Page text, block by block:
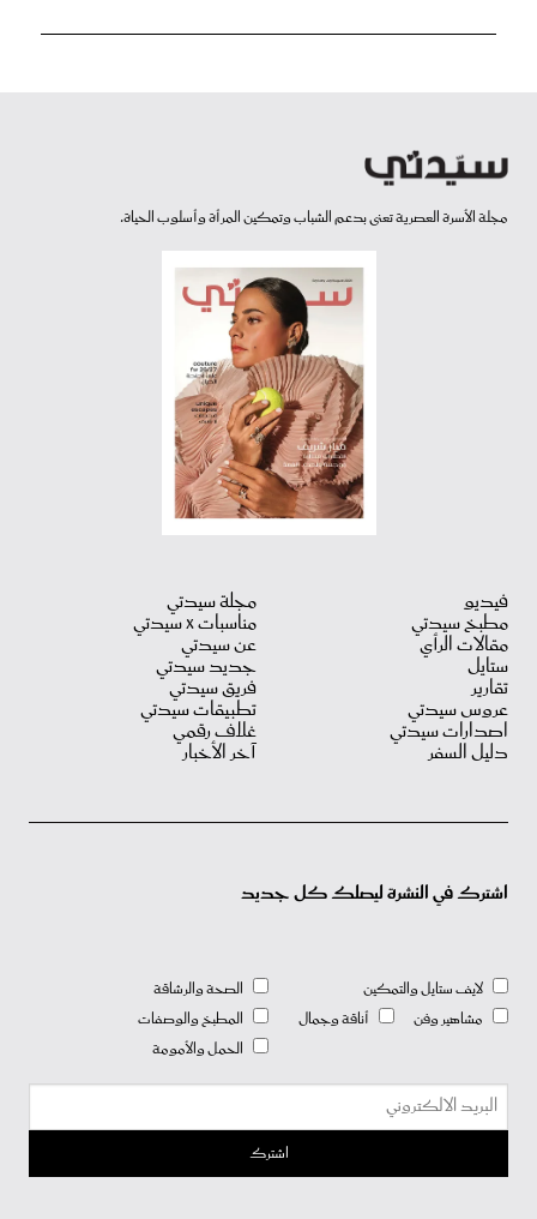
مجلة الأسرة العصرية تعنى بدعم الشباب وتمكين المرأة وأسلوب الحياة.
فيديو
مطبخ سيدتي
مقالات الرأي
ستايل
تقارير
عروس سيدتي
اصدارات سيدتي
دليل السفر
مجلة سيدتي
مناسبات X سيدتي
عن سيدتي
جديد سيدتي
فريق سيدتي
تطبيقات سيدتي
غلاف رقمي
آخر الأخبار
اشترك في النشرة ليصلك كل جديد
لايف ستايل والتمكين
مشاهير وفن
أناقة وجمال
الصحة والرشاقة
المطبخ والوصفات
الحمل والأمومة